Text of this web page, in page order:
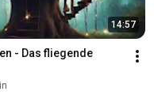
14:57
- Das fliegende